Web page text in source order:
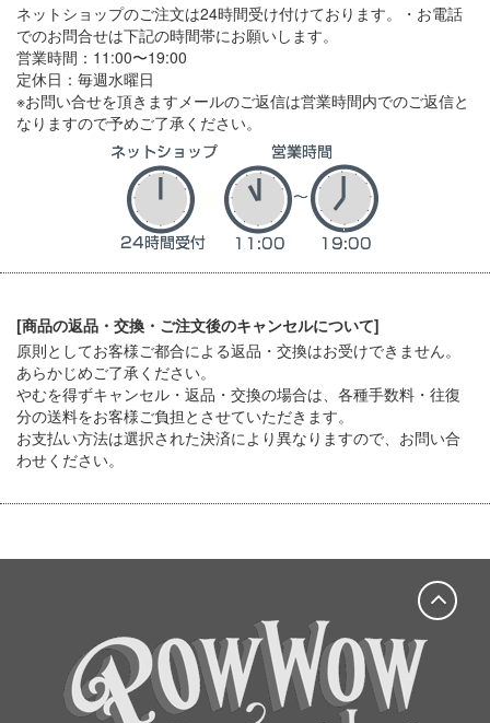
ネットショップのご注文は24時間受け付けております。・お電話
でのお問合せは下記の時間帯にお願いします。
営業時間：11:00〜19:00
定休日：毎週水曜日
※お問い合せを頂きますメールのご返信は営業時間内でのご返信と
なりますので予めご了承ください。
[商品の返品・交換・ご注文後のキャンセルについて]
原則としてお客様ご都合による返品・交換はお受けできません。
あらかじめご了承ください。
やむを得ずキャンセル・返品・交換の場合は、各種手数料・往復
分の送料をお客様ご負担とさせていただきます。
お支払い方法は選択された決済により異なりますので、お問い合
わせください。